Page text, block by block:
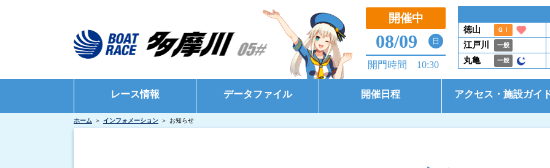
開催中
08/09 日
開門時間 10:30
徳山
ＧⅠ
江戸川 一般
丸亀 一般
レース情報
シリーズインデックス
データファイル 開催日程 アクセス・施設ガイ
ホーム インフォメーション お知らせ